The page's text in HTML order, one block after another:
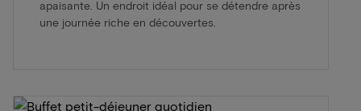
apaisante. Un endroit idéal pour se détendre après
une journée riche en découvertes.